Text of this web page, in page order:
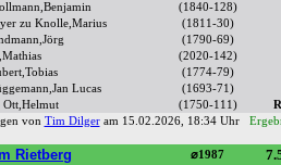
(1840-128)
zu Knolle,Marius (1811-30)
(1790-69)
(2020-142)
(1774-79)
Lucas (1693-71)
Ott,Helmut (1750-111)
von Tim Dilgeram 15.02.2026, 18:34 Uhr
Rietberg ⌀1987